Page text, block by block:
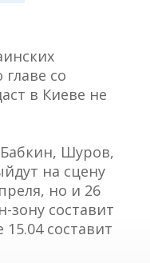
со
в Киеве не
Шуров,
на сцену
но и 26
зону составит
составит